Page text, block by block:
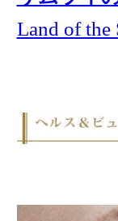
ラ ベール ミ